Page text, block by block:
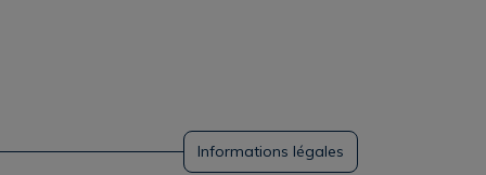
Informations légales